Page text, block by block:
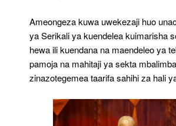
Ameongeza kuwa uwekezaji huo
ya Serikali ya kuendelea kuimarisha
hewa ili kuendana na maendeleo ya
pamoja na mahitaji ya sekta
zinazotegemea taarifa sahihi za hali